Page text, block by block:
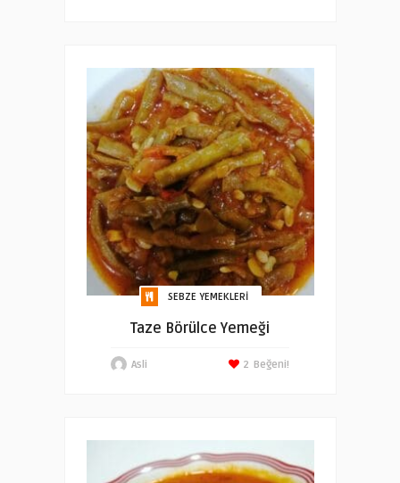
SEBZE YEMEKLERI
Taze Börülce Yemeği
Asli Beğeni!
2